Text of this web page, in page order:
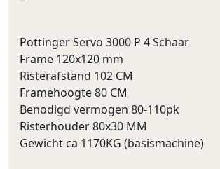
Pottinger Servo 3000 P 4 Schaar
Frame 120x120 mm
Risterafstand 102 CM
Framehoogte 80 CM
Benodigd vermogen 80-110pk
Risterhouder 80x30 MM
Gewicht ca 1170KG (basismachine)